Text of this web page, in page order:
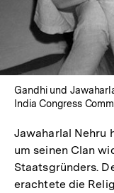
Gandhi und
India Congress
Jawaharlal Nehru
um seinen Clan
Staatsgründers.
erachtete die